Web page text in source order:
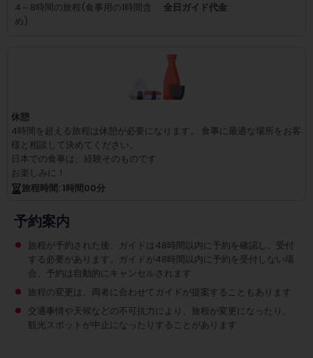
4～8時間の旅程(食事用の1時間含
め)
全日ガイド代金
休憩
4時間を超える旅程は休憩が必要になります。
食事に最適な場所をお客
様と相談して決めてください。
日本での食事は、経験そのものです
お楽しみに！
旅程時間: 1時間00分
予約案内
旅程が予約された後、ガイドは48時間以内に予約を確認し、受付
する必要があります。ガイドが48時間以内に予約を受付しない場
合、予約は自動的にキャンセルされます
旅程の変更は、両者に合わせてガイドが提案することもあります
交通事情や天候などの不可抗力により、旅程が変更になったり、
観光スポットが中止になったりすることがあります